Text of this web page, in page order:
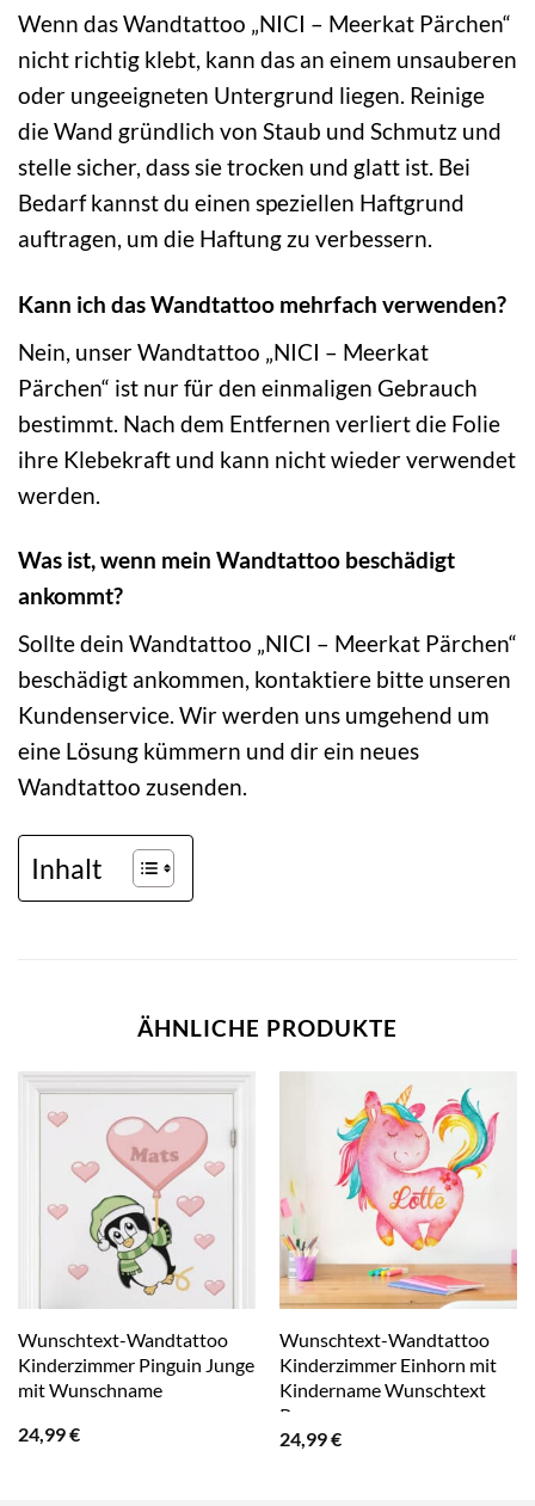
Wenn das Wandtattoo „NICI – Meerkat Pärchen“
nicht richtig klebt, kann das an einem unsauberen
oder ungeeigneten Untergrund liegen. Reinige
die Wand gründlich von Staub und Schmutz und
stelle sicher, dass sie trocken und glatt ist. Bei
Bedarf kannst du einen speziellen Haftgrund
auftragen, um die Haftung zu verbessern.
Kann ich das Wandtattoo mehrfach verwenden?
Nein, unser Wandtattoo „NICI – Meerkat
Pärchen“ ist nur für den einmaligen Gebrauch
bestimmt. Nach dem Entfernen verliert die Folie
ihre Klebekraft und kann nicht wieder verwendet
werden.
Was ist, wenn mein Wandtattoo beschädigt
ankommt?
Sollte dein Wandtattoo „NICI – Meerkat Pärchen“
beschädigt ankommen, kontaktiere bitte unseren
Kundenservice. Wir werden uns umgehend um
eine Lösung kümmern und dir ein neues
Wandtattoo zusenden.
Inhalt
ÄHNLICHE PRODUKTE
Wunschtext-Wandtattoo
Kinderzimmer Pinguin Junge
mit Wunschname
24,99€
Wunschtext-Wandtattoo
Kinderzimmer Einhorn mit
Kindername Wunschtext
Rosa
24,99€